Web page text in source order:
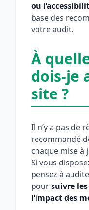
ou
base des
votre audit.
À
dois-je
site ?
Il n’y a pas de
recommandé
chaque mise à
Si vous
pensez à
poursuivre
l’impact des